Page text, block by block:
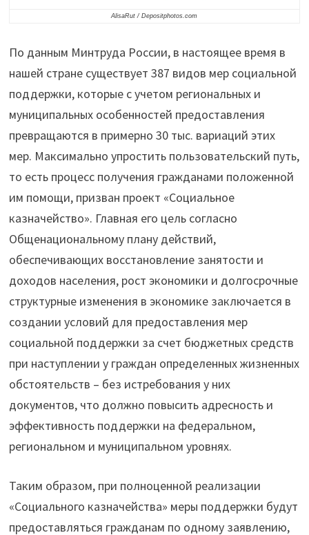
AlisaRut / Depositphotos.com
По данным Минтруда России, в настоящее время в
нашей стране существует 387 видов мер социальной
поддержки, которые с учетом региональных и
муниципальных особенностей предоставления
превращаются в примерно 30 тыс. вариаций этих
мер. Максимально упростить пользовательский путь,
то есть процесс получения гражданами положенной
им помощи, призван проект «Социальное
казначейство». Главная его цель согласно
Общенациональному плану действий,
обеспечивающих восстановление занятости и
доходов населения, рост экономики и долгосрочные
структурные изменения в экономике заключается в
создании условий для предоставления мер
социальной поддержки за счет бюджетных средств
при наступлении у граждан определенных жизненных
обстоятельств – без истребования у них
документов, что должно повысить адресность и
эффективность поддержки на федеральном,
региональном и муниципальном уровнях.
Таким образом, при полноценной реализации
«Социального казначейства» меры поддержки будут
предоставляться гражданам по одному заявлению,